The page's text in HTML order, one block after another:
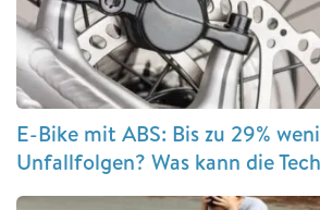
E-Bike mit ABS: Bis zu 29%
Unfallfolgen? Was kann die